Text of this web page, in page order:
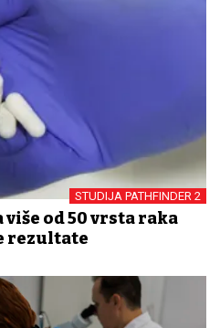
STUDIJA PATHFINDER 2
od 50 vrsta raka
rezultate